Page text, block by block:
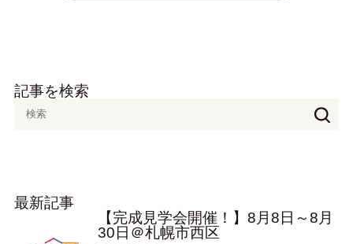
記事を検索
最新記事
【完成見学会開催！】8月8日～8月
30日＠札幌市西区